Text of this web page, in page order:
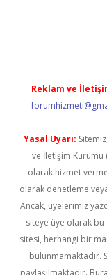
Reklam ve
Yasal Uyarı:
ve İletişim Kurumu
olarak hizmet
olarak denetleme
Ancak, üyelerimiz
siteye üye olarak bu
sitesi, herhangi bir
bulunmamaktadır.
paylaşılmaktadır.